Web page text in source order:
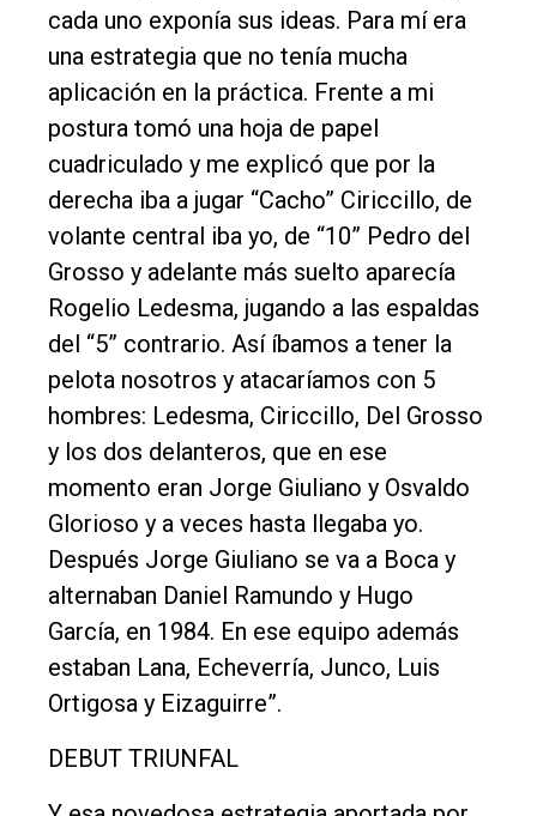
cada uno exponía sus ideas. Para mí era
una estrategia que no tenía mucha
aplicación en la práctica. Frente a mi
postura tomó una hoja de papel
cuadriculado y me explicó que por la
derecha iba a jugar “Cacho” Ciriccillo, de
volante central iba yo, de “10” Pedro del
Grosso y adelante más suelto aparecía
Rogelio Ledesma, jugando a las espaldas
del “5” contrario. Así íbamos a tener la
pelota nosotros y atacaríamos con 5
hombres: Ledesma, Ciriccillo, Del Grosso
y los dos delanteros, que en ese
momento eran Jorge Giuliano y Osvaldo
Glorioso y a veces hasta llegaba yo.
Después Jorge Giuliano se va a Boca y
alternaban Daniel Ramundo y Hugo
García, en 1984. En ese equipo además
estaban Lana, Echeverría, Junco, Luis
Ortigosa y Eizaguirre”.
DEBUT TRIUNFAL